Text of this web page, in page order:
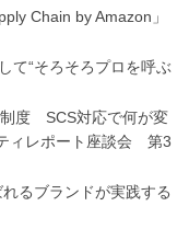
Chain by Amazon」
て“そろそろプロを呼ぶ
制度 SCS対応で何が変
ィレポート座談会 第3
るブランドが実践する